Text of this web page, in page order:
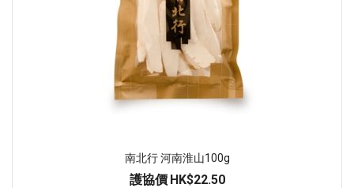
南北行 河南淮山100g
護協價 HK$22.50